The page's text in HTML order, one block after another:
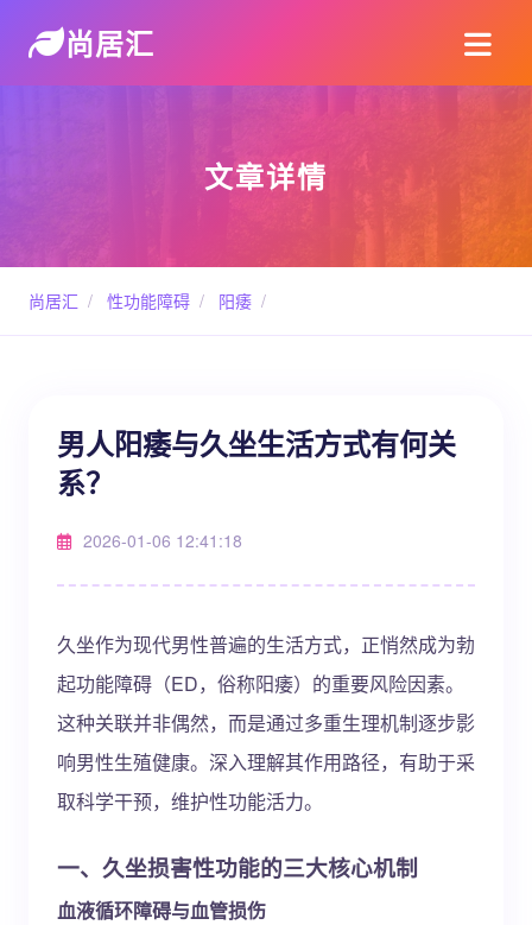
尚居汇
文章详情
尚居汇 / 性功能障碍 / 阳痿 /
男人阳痿与久坐生活方式有何关
系？
2026-01-06 12:41:18
久坐作为现代男性普遍的生活方式，正悄然成为勃
起功能障碍（ED，俗称阳痿）的重要风险因素。
这种关联并非偶然，而是通过多重生理机制逐步影
响男性生殖健康。深入理解其作用路径，有助于采
取科学干预，维护性功能活力。
一、久坐损害性功能的三大核心机制
血液循环障碍与血管损伤